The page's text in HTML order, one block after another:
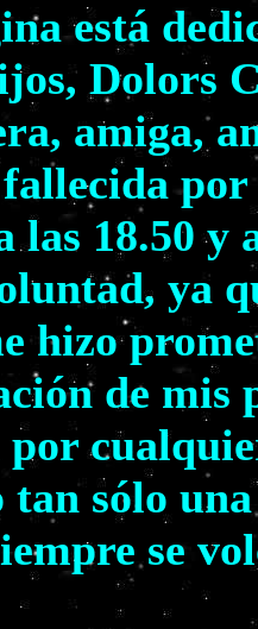
está
Dolors
amiga,
por
las 18.50
ya
hizo
de mis
tan sólo
se